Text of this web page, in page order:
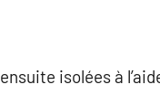
isolées à